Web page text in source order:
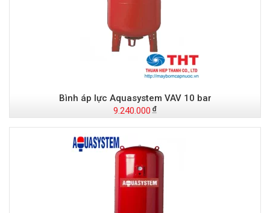
Bình áp lực Aquasystem VAV 10 bar
9.240.000